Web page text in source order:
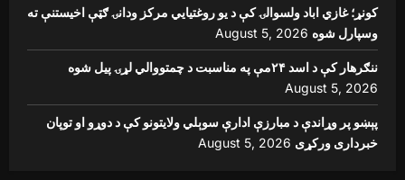
کونړ؛ غازي اباد ولسوالۍ کې د یو روغتیايي مرکز ودانۍ ګټې اخیستنې ته
وسپارل شوه August 5, 2026
ننګرهار کې د اسد ۲۴مې په مناسبت د چمتووالي لړۍ پیل شوه
August 5, 2026
پېښو پر وړاندې د مبارزې ادارې سوېلي ولایتونو کې د دوړو او توپان
خبرداری ورکړی August 5, 2026